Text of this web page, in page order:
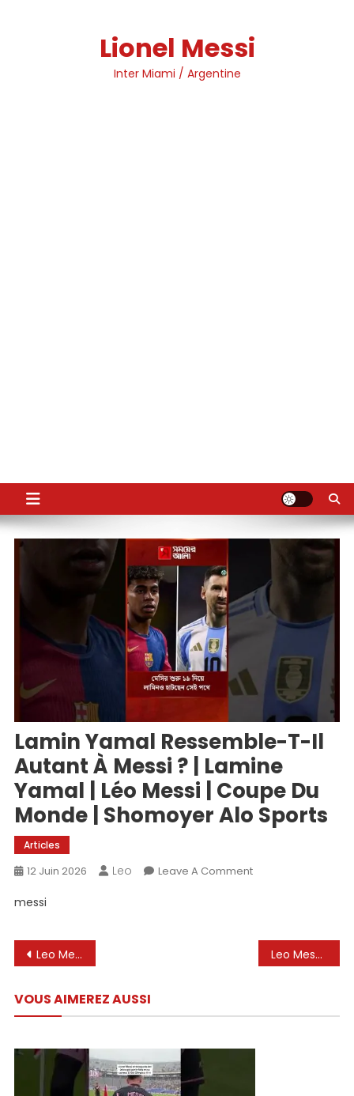
Lionel Messi
Inter Miami / Argentine
Lamin Yamal Ressemble-T-Il
Autant À Messi ? | Lamine
Yamal | Léo Messi | Coupe Du
Monde | Shomoyer Alo Sports
Articles
12 Juin 2026 Leo Leave A CommentOn
T-
Messi
|
messi
Navigation
l’article
Leo Messi edit Leo Messi the best #shorts #virral #shortvideo
VOUS AIMEREZ AUSSI